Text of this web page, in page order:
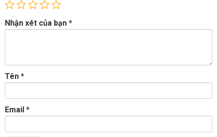
Nhận xét của bạn *
Tên *
Email *